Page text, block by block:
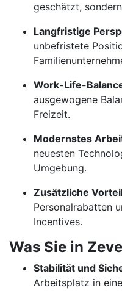
geschätzt,
Langfristige
unbefristete
Work-Life-
ausgewogene
Freizeit.
Modernstes
neuesten
Umgebung.
Zusätzliche
Personalrabatten
Incentives.
Was Sie in
Stabilität und
Arbeitsplatz in